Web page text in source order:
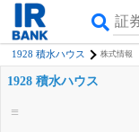
1928 積水ハウス 株式情報
1928 積水ハウス